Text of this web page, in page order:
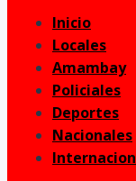
Menu
Inicio
Locales
Amambay
Policiales
Deportes
Nacionales